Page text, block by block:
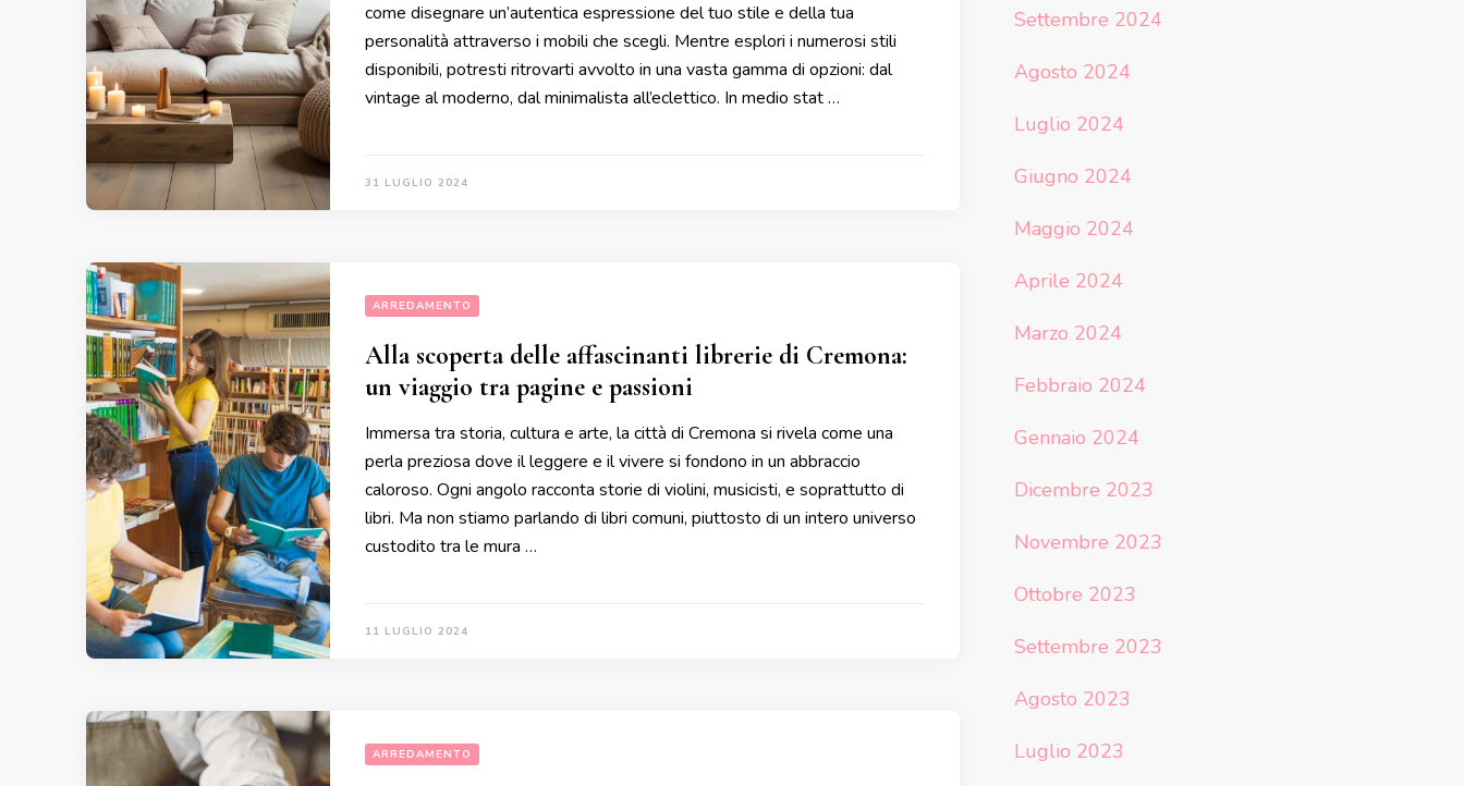
come disegnare un’autentica espressione del tuo stile e della tua
personalità attraverso i mobili che scegli. Mentre esplori i numerosi stili
disponibili, potresti ritrovarti avvolto in una vasta gamma di opzioni: dal
vintage al moderno, dal minimalista all’eclettico. In medio stat …
31 LUGLIO 2024
ARREDAMENTO
Alla scoperta delle affascinanti librerie di Cremona:
un viaggio tra pagine e passioni
Immersa tra storia, cultura e arte, la città di Cremona si rivela come una
perla preziosa dove il leggere e il vivere si fondono in un abbraccio
caloroso. Ogni angolo racconta storie di violini, musicisti, e soprattutto di
libri. Ma non stiamo parlando di libri comuni, piuttosto di un intero universo
custodito tra le mura …
11 LUGLIO 2024
ARREDAMENTO
Settembre 2024
Agosto 2024
Luglio 2024
Giugno 2024
Maggio 2024
Aprile 2024
Marzo 2024
Febbraio 2024
Gennaio 2024
Dicembre 2023
Novembre 2023
Ottobre 2023
Settembre 2023
Agosto 2023
Luglio 2023